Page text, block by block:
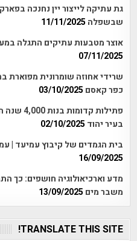
גת עתיקה לייצור יין נחנכה
שבשפלה 11/11/2025
אוצר מטבעות עתיקים התגלה
07/11/2025
כפר קאסם 03/10/2025
פתילות
בעיר יהוד 02/10/2025
בית הגמדים של קיבוץ עמיעד |
16/09/2025
מדע וארכיאולוגיה חושפים: כך
משבר מים 13/09/2025
TRANSLATE THIS SITE!